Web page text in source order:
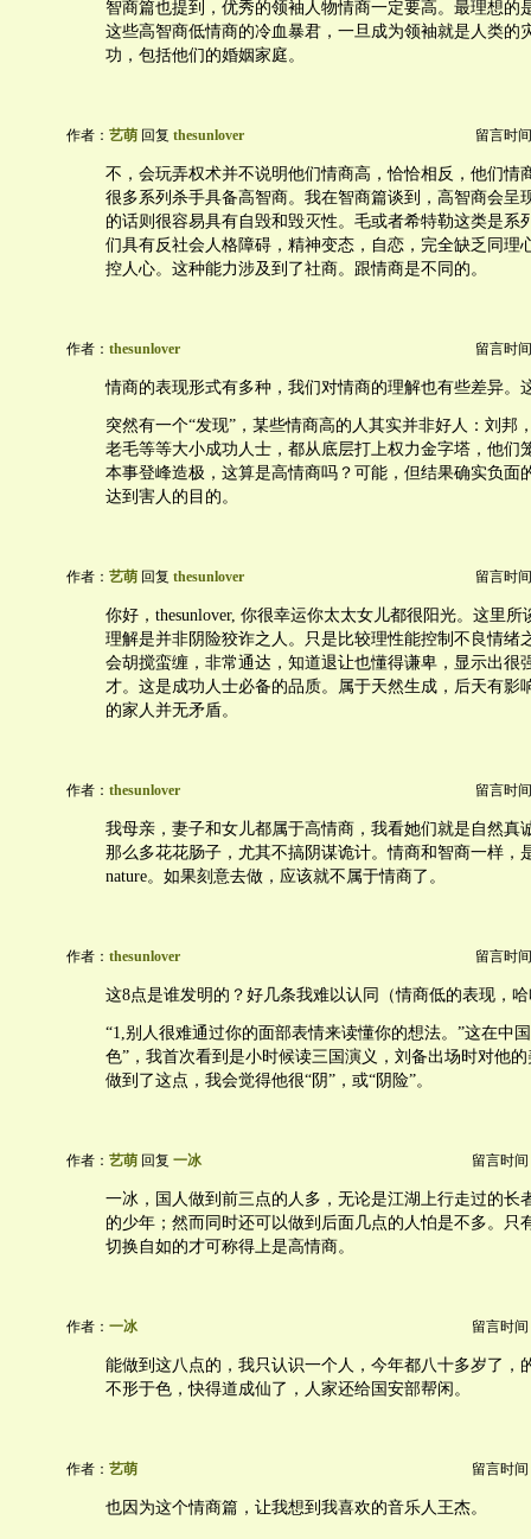
智商篇也提到，优秀的领袖人物情商一定要高。最理想的
这些高智商低情商的冷血暴君，一旦成为领袖就是人类的
功，包括他们的婚姻家庭。
作者： 艺萌 回复 thesunlover 留言时
不，会玩弄权术并不说明他们情商高，恰恰相反，他们情
很多系列杀手具备高智商。我在智商篇谈到，高智商会呈
的话则很容易具有自毁和毁灭性。毛或者希特勒这类是系
们具有反社会人格障碍，精神变态，自恋，完全缺乏同理
控人心。这种能力涉及到了社商。跟情商是不同的。
作者： thesunlover 留言时
情商的表现形式有多种，我们对情商的理解也有些差异。
突然有一个“发现”，某些情商高的人其实并非好人：刘邦
老毛等等大小成功人士，都从底层打上权力金字塔，他们
本事登峰造极，这算是高情商吗？可能，但结果确实负面
达到害人的目的。
作者： 艺萌 回复 thesunlover 留言时
你好，thesunlover, 你很幸运你太太女儿都很阳光。这里
理解是并非阴险狡诈之人。只是比较理性能控制不良情绪
会胡搅蛮缠，非常通达，知道退让也懂得谦卑，显示出很
才。这是成功人士必备的品质。属于天然生成，后天有影
的家人并无矛盾。
作者： thesunlover 留言时
我母亲，妻子和女儿都属于高情商，我看她们就是自然真
那么多花花肠子，尤其不搞阴谋诡计。情商和智商一样，
nature。如果刻意去做，应该就不属于情商了。
作者： thesunlover 留言时
这8点是谁发明的？好几条我难以认同（情商低的表现，
“1,别人很难通过你的面部表情来读懂你的想法。”这在中
色”，我首次看到是小时候读三国演义，刘备出场时对他
做到了这点，我会觉得他很“阴”，或“阴险”。
作者： 艺萌 回复 一冰 留言时间
一冰，国人做到前三点的人多，无论是江湖上行走过的长
的少年；然而同时还可以做到后面几点的人怕是不多。只
切换自如的才可称得上是高情商。
作者： 一冰 留言时间
能做到这八点的，我只认识一个人，今年都八十多岁了，
不形于色，快得道成仙了，人家还给国安部帮闲。
作者： 艺萌 留言时间
也因为这个情商篇，让我想到我喜欢的音乐人王杰。